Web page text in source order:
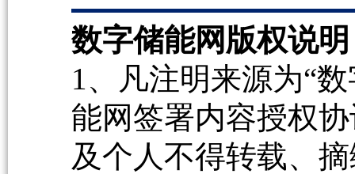
数字储能网版权说
1、凡注明来源为“
能网签署内容授权
及个人不得转载、